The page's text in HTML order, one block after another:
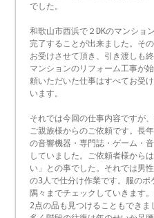
でした。
和歌山市西浜で２DKのマンショ
完了することが出来ました。そ
お受けさせて頂き、引き渡しも
マンションのリフォーム工事が
頼いただいた仕事はすべてお受
います。
それでは今回の仕事内容ですが
ご親族様からのご依頼です。長
の音響機器・専門誌・ゲーム・
していました。ご依頼者様から
い」との事でした。それでは男
の3人で仕分け作業です。服のポ
隅々までチェックしていきます
2点の品も見つけることもでき